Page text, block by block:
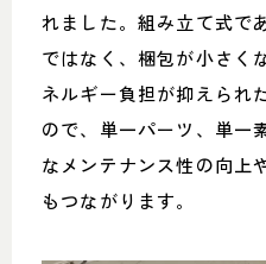
れました。組み立て式で
ではなく、梱包が小さく
ネルギー負担が抑えられ
ので、単一パーツ、単一
なメンテナンス性の向上
もつながります。